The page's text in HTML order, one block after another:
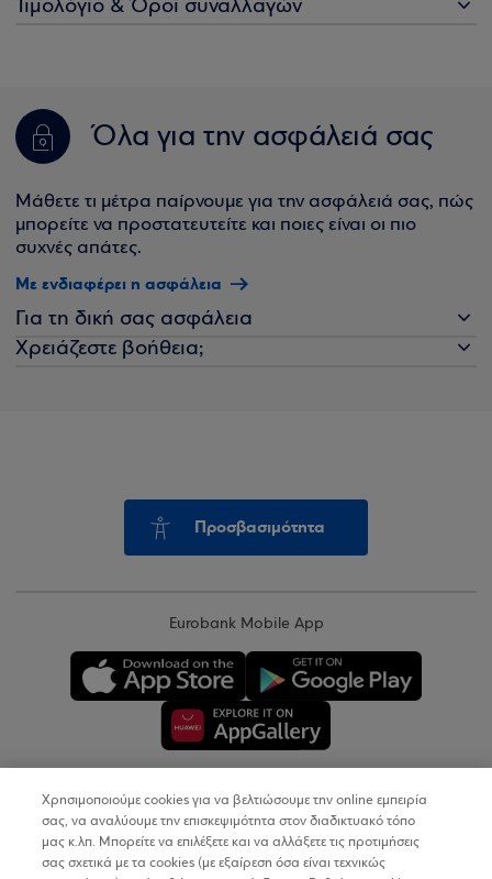
Τιμολόγιο & Όροι συναλλαγών
Όλα για την ασφάλειά σας
Μάθετε τι μέτρα παίρνουμε για την ασφάλειά σας, πώς
μπορείτε να προστατευτείτε και ποιες είναι οι πιο
συχνές απάτες.
Με ενδιαφέρει η ασφάλεια
Για τη δική σας ασφάλεια
Χρειάζεστε βοήθεια;
Προσβασιμότητα
Eurobank Mobile App
Copyright © 2026
Χρησιμοποιούμε cookies για να βελτιώσουμε την online εμπειρία
σας, να αναλύουμε την επισκεψιμότητα στον διαδικτυακό τόπο
μας κ.λπ. Μπορείτε να επιλέξετε και να αλλάξετε τις προτιμήσεις
σας σχετικά με τα cookies (με εξαίρεση όσα είναι τεχνικώς